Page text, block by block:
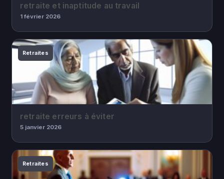
retraite et inaptitude au travail
1 février 2026
Retraites
retraite erreurs à éviter
5 janvier 2026
Retraites